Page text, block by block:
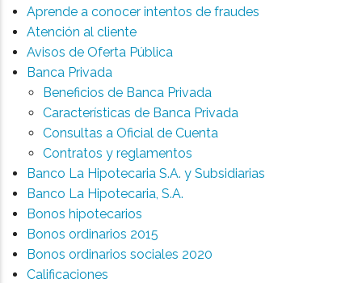
Aprende a conocer intentos de fraudes
Atención al cliente
Avisos de Oferta Pública
Banca Privada
Beneficios de Banca Privada
Características de Banca Privada
Consultas a Oficial de Cuenta
Contratos y reglamentos
Banco La Hipotecaria S.A. y Subsidiarias
Banco La Hipotecaria, S.A.
Bonos hipotecarios
Bonos ordinarios 2015
Bonos ordinarios sociales 2020
Calificaciones